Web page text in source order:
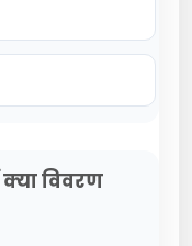
विवरण